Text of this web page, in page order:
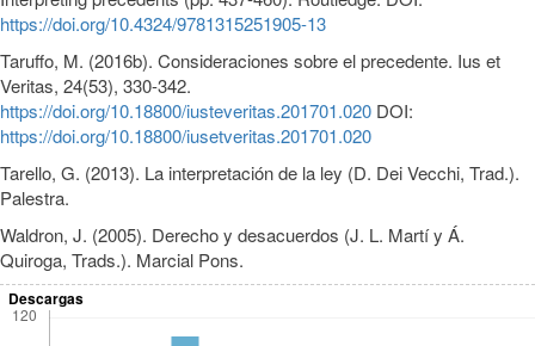
https://doi.org/10.4324/9781315251905-13
Taruffo, M. (2016b). Consideraciones sobre el precedente. Ius et
Veritas, 24(53), 330-342.
https://doi.org/10.18800/iusteveritas.201701.020 DOI:
https://doi.org/10.18800/iusetveritas.201701.020
Tarello, G. (2013). La interpretación de la ley (D. Dei Vecchi, Trad.).
Palestra.
Waldron, J. (2005). Derecho y desacuerdos (J. L. Martí y Á.
Quiroga, Trads.). Marcial Pons.
Descargas